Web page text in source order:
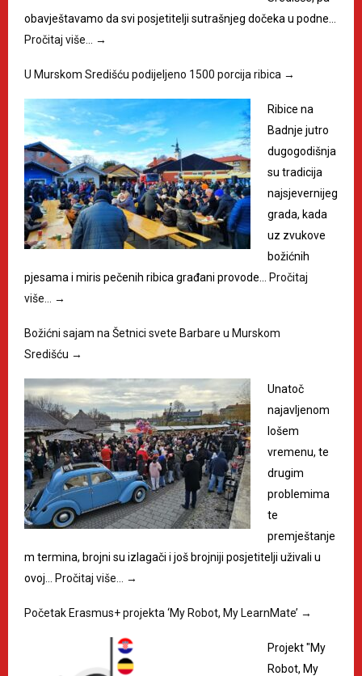
obavještavamo da svi posjetitelji sutrašnjeg dočeka u podne…
Pročitaj više…
→
U Murskom Središću podijeljeno 1500 porcija ribica →
Ribice na
Badnje jutro
dugogodišnja
su tradicija
najsjevernijeg
grada, kada
uz zvukove
božićnih
pjesama i miris pečenih ribica građani provode… Pročitaj
više…
→
Božićni sajam na Šetnici svete Barbare u Murskom
Središću →
Unatoč
najavljenom
lošem
vremenu, te
drugim
problemima
te
premještanje
m termina, brojni su izlagači i još brojniji posjetitelji uživali u
ovoj… Pročitaj više… →
Početak Erasmus+ projekta ‘My Robot, My LearnMate’ →
Projekt "My
Robot, My